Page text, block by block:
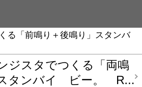
る「前鳴り＋後鳴り」スタンバ
ジスタでつくる「両鳴
タンバイ ビー。 R...